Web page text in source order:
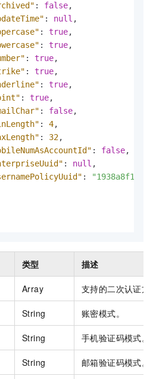
: false,
: null ,
: true,
: true,
: true,
: true,
: true,
: true,
: false,
: 4,
: 32,
: false,
: null ,
:
类型 描述
Array 支持的二次认证方
String 账密模式。
String 手机验证码模式。
String 邮箱验证码模式。